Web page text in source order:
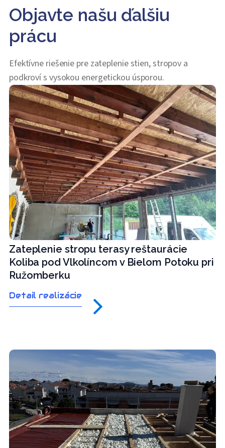
Objavte našu ďalšiu
prácu
Efektívne riešenie pre zateplenie stien, stropov a
podkroví s vysokou energetickou úsporou.
Zateplenie stropu terasy reštaurácie
Koliba pod Vlkolíncom v Bielom Potoku pri
Ružomberku
Detail realizácie